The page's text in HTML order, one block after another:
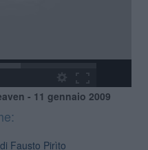
- 11 gennaio 2009
Fausto Pirìto